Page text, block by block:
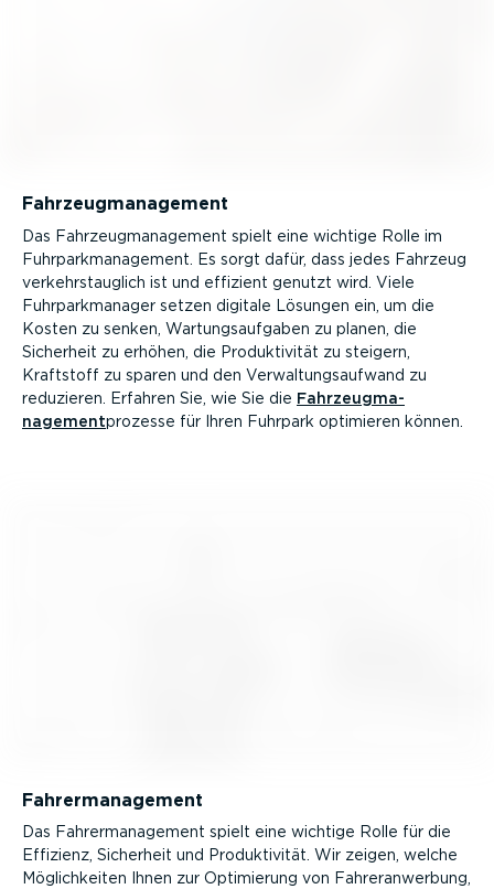
Fahrzeug­ma­nagement
Das Fahrzeug­ma­nagement spielt eine wichtige Rolle im
Fuhrpark­ma­nagement. Es sorgt dafür, dass jedes Fahrzeug
verkehrstauglich ist und effizient genutzt wird. Viele
Fuhrpark­ma­nager setzen digitale Lösungen ein, um die
Kosten zu senken, Wartungs­auf­gaben zu planen, die
Sicherheit zu erhöhen, die Produk­ti­vität zu steigern,
Kraftstoff zu sparen und den Verwal­tungs­aufwand zu
reduzieren. Erfahren Sie, wie Sie die Fahrzeug­ma­
nagementprozesse für Ihren Fuhrpark optimieren können.
Fahrer­ma­nagement
Das Fahrer­ma­nagement spielt eine wichtige Rolle für die
Effizienz, Sicherheit und Produk­ti­vität. Wir zeigen, welche
Möglich­keiten Ihnen zur Optimierung von Fahrer­an­werbung,